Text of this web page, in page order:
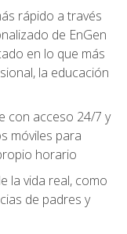
rápido a través
de EnGen
en lo que más
la educación
con acceso 24/7 y
móviles para
horario
la vida real, como
de padres y